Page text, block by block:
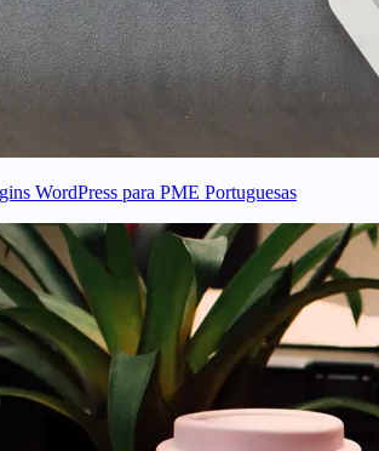
WordPress para PME Portuguesas